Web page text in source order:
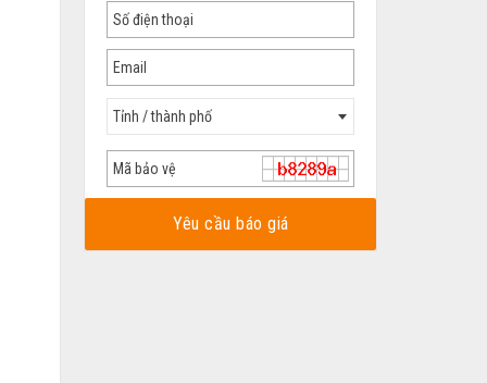
Tỉnh / thành phố
Yêu cầu báo giá